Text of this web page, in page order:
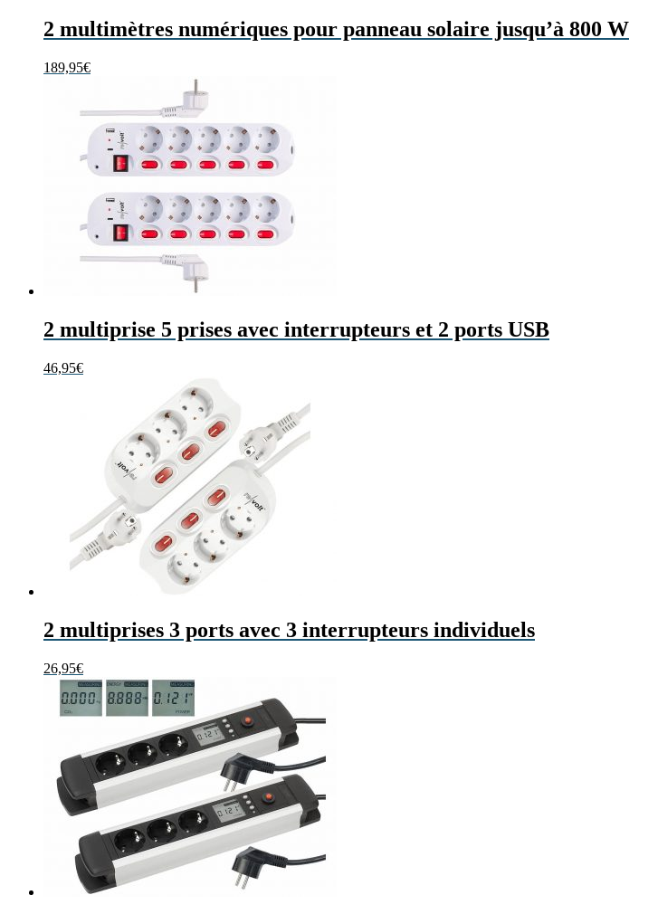
2 multimètres numériques pour panneau solaire jusqu’à 800 W
189,95€
2 multiprise 5 prises avec interrupteurs et 2 ports USB
46,95€
2 multiprises 3 ports avec 3 interrupteurs individuels
26,95€